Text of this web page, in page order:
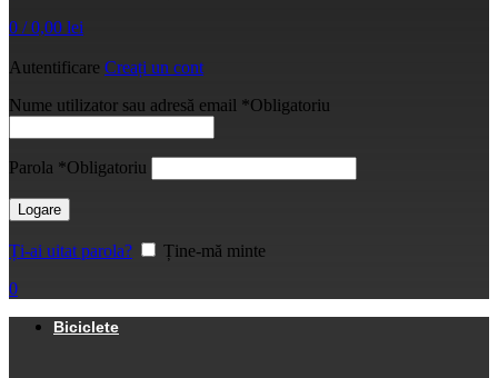
0 / 0,00 lei
Autentificare Creați un cont
Nume utilizator sau adresă email *Obligatoriu
Parola *Obligatoriu
Logare
Ți-ai uitat parola?
Ține-mă minte
0
Biciclete